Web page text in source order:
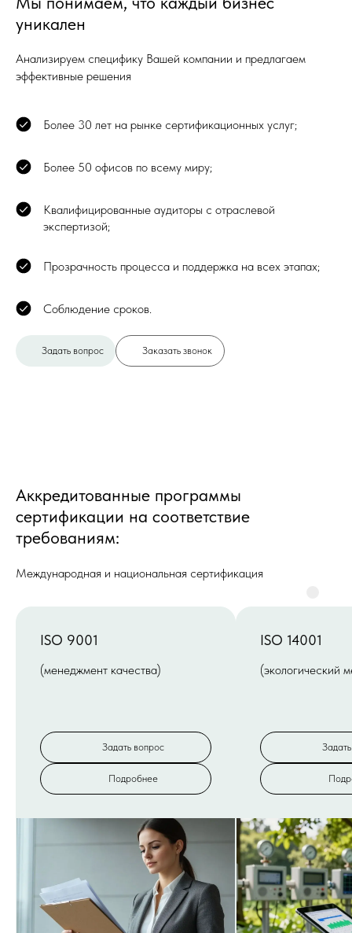
уникален
Анализируем специфику Вашей компании и предлагаем
эффективные решения
Более 30 лет на рынке сертификационных услуг;
Более 50 офисов по всему миру;
Квалифицированные аудиторы с отраслевой
экспертизой;
Прозрачность процесса и поддержка на всех этапах;
Соблюдение сроков.
Задать вопрос Заказать звонок
Аккредитованные программы
сертификации на соответствие
требованиям:
Международная и национальная сертификация
ISO 9001
(менеджмент качества)
Задать вопрос
Подробнее
ISO 14001
(экологический